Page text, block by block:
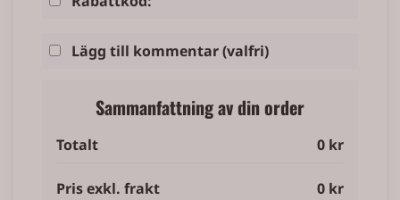
Lägg till kommentar(valfri)
Sammanfattning av din order
Totalt 0 kr
Pris exkl. frakt 0 kr